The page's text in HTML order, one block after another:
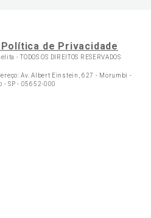
de Privacidade
-TODOS OS DIREITOS RESERVADOS
Av. Albert Einstein, 627 - Morumbi -
- SP - 05652-000